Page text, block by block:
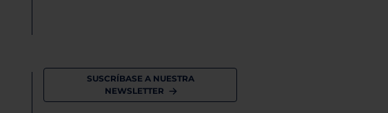
SUSCRÍBASE A NUESTRA
NEWSLETTER